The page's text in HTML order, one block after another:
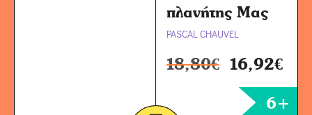
πλανήτης Μας
PASCAL CHAUVEL
18,80€ 16,92€
6+